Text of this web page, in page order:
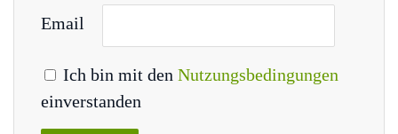
Email
Ich bin mit den Nutzungsbedingungen
einverstanden